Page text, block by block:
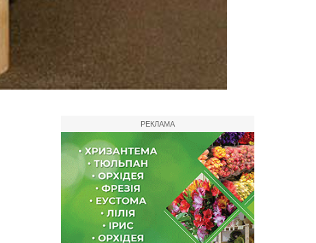
РЕКЛАМА